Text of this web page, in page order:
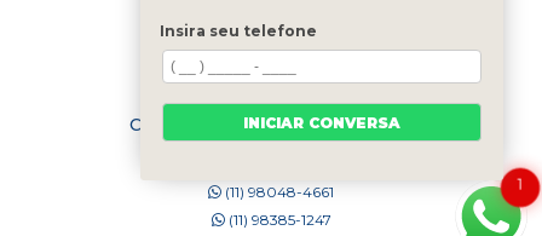
SIGA-NOS!
CONTATO LAVANDERIA CANAÃ
(11) 98048-4661
(11) 98385-1247
1
Insira seu telefone
INICIAR CONVERSA